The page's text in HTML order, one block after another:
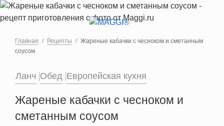
Перейти к основному содержанию
Главная Рецепты
Жареные кабачки с чесноком и сметанным
соусом
Ланч Обед Европейская кухня
Жареные кабачки с чесноком и
сметанным соусом